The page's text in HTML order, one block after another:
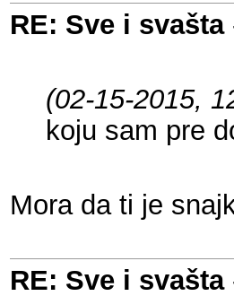
RE: Sve i svašta
(02-15-2015,
koju sam pre
Mora da ti je
RE: Sve i svašta